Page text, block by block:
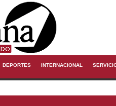
DEPORTES INTERNACIONAL